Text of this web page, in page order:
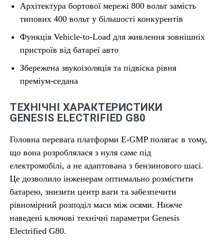
Архітектура бортової мережі 800 вольт замість
типових 400 вольт у більшості конкурентів
Функція Vehicle-to-Load для живлення зовнішніх
пристроїв від батареї авто
Збережена звукоізоляція та підвіска рівня
преміум-седана
ТЕХНІЧНІ ХАРАКТЕРИСТИКИ
GENESIS ELECTRIFIED G80
Головна перевага платформи E-GMP полягає в тому,
що вона розроблялася з нуля саме під
електромобілі, а не адаптована з бензинового шасі.
Це дозволило інженерам оптимально розмістити
батарею, знизити центр ваги та забезпечити
рівномірний розподіл маси між осями. Нижче
наведені ключові технічні параметри Genesis
Electrified G80.